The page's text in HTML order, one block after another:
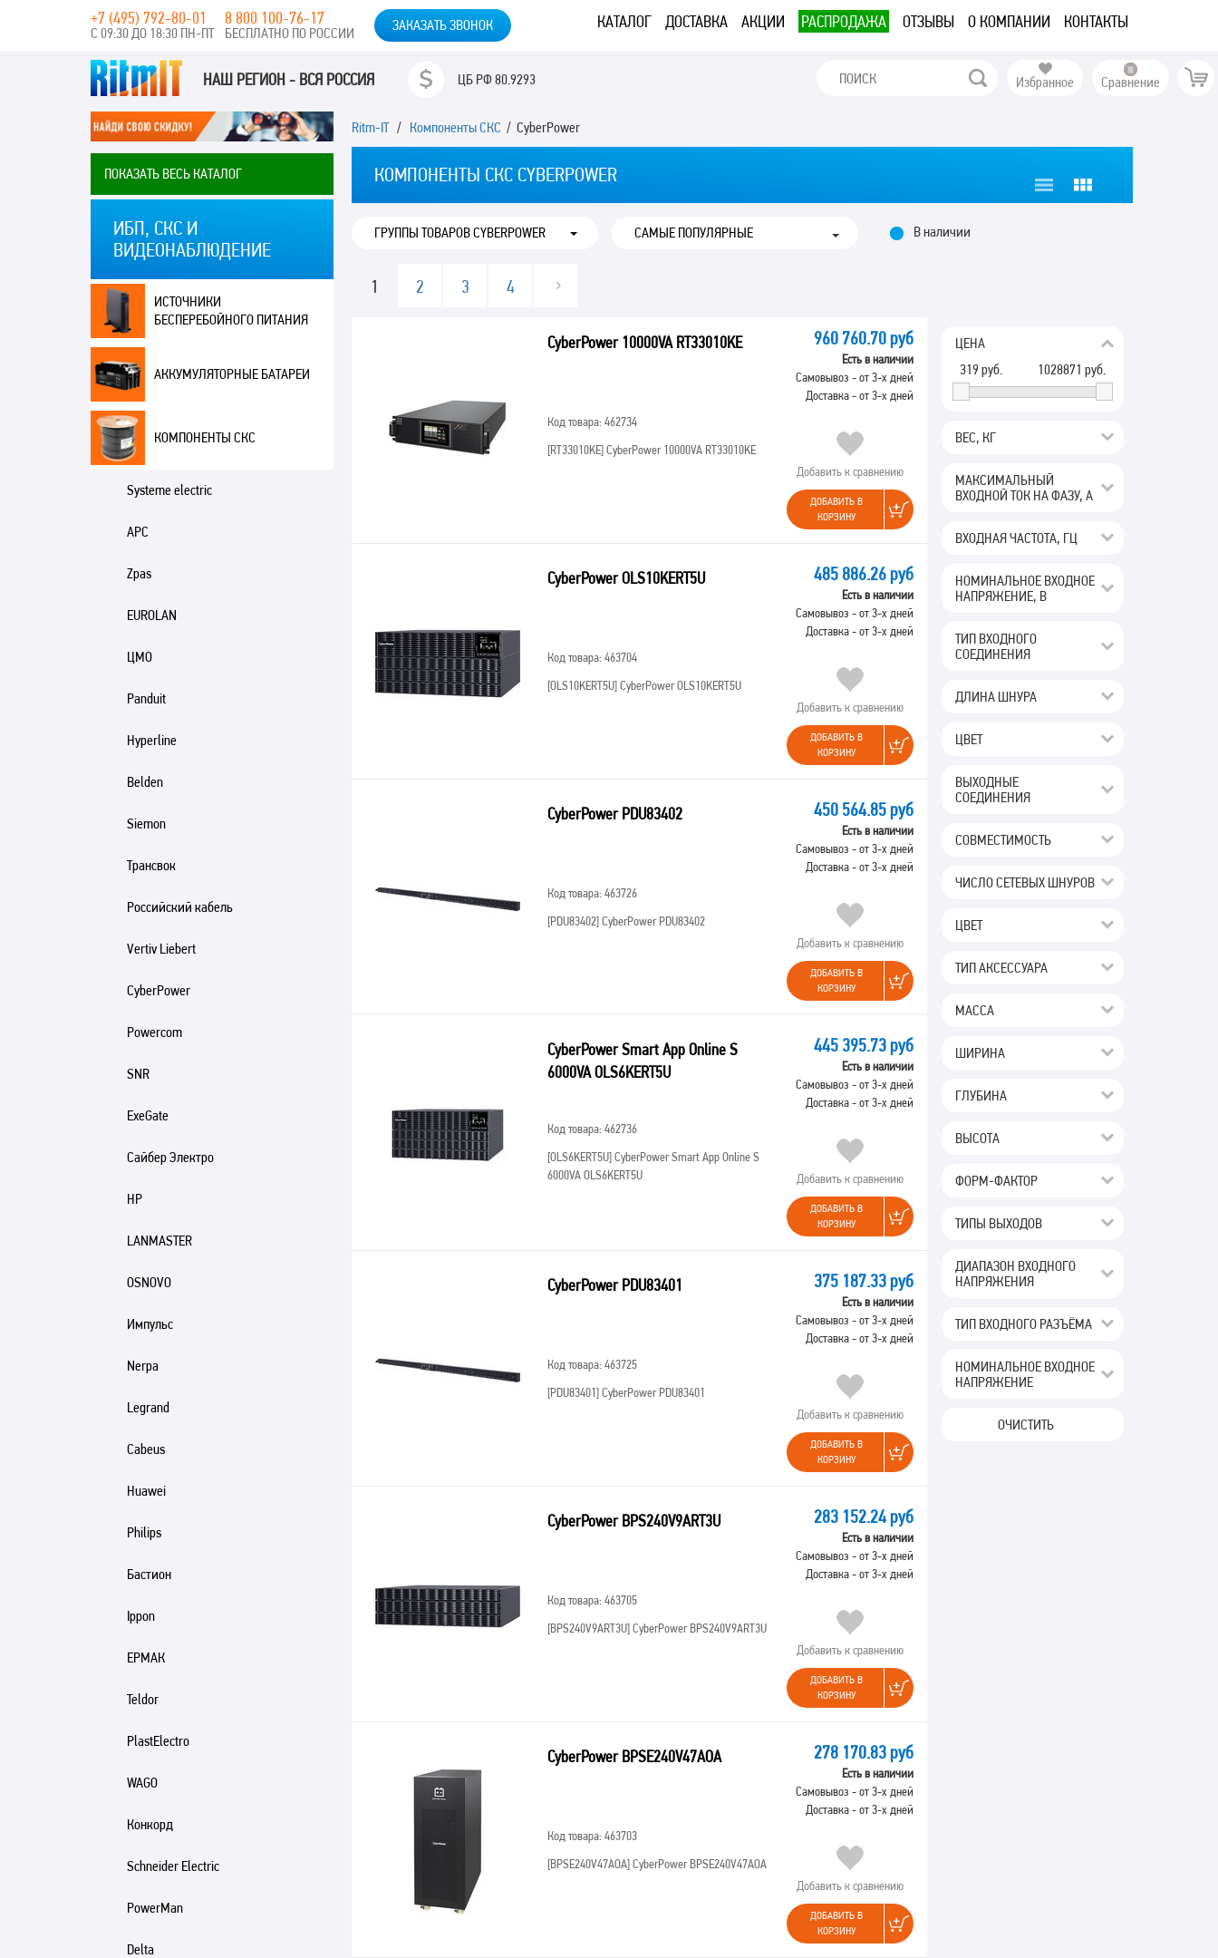
КАТАЛОГ ДОСТАВКА АКЦИИ РАСПРОДАЖА ОТЗЫВЫ О КОМПАНИИ КОНТАКТЫ
+7 (495) 792-80-01
С 09:30 ДО 18:30 ПН-ПТ
8 800 100-76-17
БЕСПЛАТНО ПО РОССИИ ЗАКАЗАТЬ ЗВОНОК
НАШ РЕГИОН - ВСЯ РОССИЯ ЦБ РФ80.9293 Избранное Сравнение
ПОКАЗАТЬ ВЕСЬ КАТАЛОГ
ИБП, СКС И
ВИДЕОНАБЛЮДЕНИЕ
ИСТОЧНИКИ
БЕСПЕРЕБОЙНОГО ПИТАНИЯ
АККУМУЛЯТОРНЫЕ БАТАРЕИ
КОМПОНЕНТЫ СКС
Systeme electric
APC
Zpas
EUROLAN
ЦМО
Panduit
Hyperline
Belden
Siemon
Трансвок
Российский кабель
Vertiv Liebert
CyberPower
Powercom
SNR
ExeGate
Сайбер Электро
HP
LANMASTER
OSNOVO
Импульс
Nerpa
Legrand
Cabeus
Huawei
Philips
Бастион
Ippon
ЕРМАК
Teldor
PlastElectro
WAGO
Конкорд
Schneider Electric
PowerMan
Delta
Ritm-IT/ Компоненты СКС / CyberPower
КОМПОНЕНТЫ СКС CYBERPOWER
ГРУППЫ ТОВАРОВ CYBERPOWER В наличии
1 2 3 4
ЦЕНА
1028871 руб.
319руб.
ВЕС, КГ
МАКСИМАЛЬНЫЙ
ВХОДНОЙ ТОК НА ФАЗУ, А
ВХОДНАЯ ЧАСТОТА, ГЦ
НОМИНАЛЬНОЕ ВХОДНОЕ
НАПРЯЖЕНИЕ, В
ТИП ВХОДНОГО
СОЕДИНЕНИЯ
ДЛИНА ШНУРА
ЦВЕТ
ВЫХОДНЫЕ
СОЕДИНЕНИЯ
СОВМЕСТИМОСТЬ
ЧИСЛО СЕТЕВЫХ ШНУРОВ
ЦВЕТ
ТИП АКСЕССУАРА
МАССА
ШИРИНА
ГЛУБИНА
ВЫСОТА
ФОРМ-ФАКТОР
ТИПЫ ВЫХОДОВ
ДИАПАЗОН ВХОДНОГО
НАПРЯЖЕНИЯ
ТИП ВХОДНОГО РАЗЪЁМА
НОМИНАЛЬНОЕ ВХОДНОЕ
НАПРЯЖЕНИЕ
ОЧИСТИТЬ
CyberPower 10000VA RT33010KE
Код товара: 462734
[RT33010KE]CyberPower 10000VA RT33010KE
960 760.70 руб
Есть в наличии
Самовывоз - от 3-х дней
Доставка - от 3-х дней
Добавить к сравнению
ДОБАВИТЬ В
КОРЗИНУ
CyberPower OLS10KERT5U
Код товара: 463704
[OLS10KERT5U]CyberPower OLS10KERT5U
485 886.26 руб
Есть в наличии
Самовывоз - от 3-х дней
Доставка - от 3-х дней
Добавить к сравнению
ДОБАВИТЬ В
КОРЗИНУ
CyberPower PDU83402
Код товара: 463726
[PDU83402]CyberPower PDU83402
450 564.85 руб
Есть в наличии
Самовывоз - от 3-х дней
Доставка - от 3-х дней
Добавить к сравнению
ДОБАВИТЬ В
КОРЗИНУ
CyberPower Smart App Online S
6000VA OLS6KERT5U
Код товара: 462736
[OLS6KERT5U]CyberPower Smart App Online S
6000VA OLS6KERT5U
445 395.73 руб
Есть в наличии
Самовывоз - от 3-х дней
Доставка - от 3-х дней
Добавить к сравнению
ДОБАВИТЬ В
КОРЗИНУ
CyberPower PDU83401
Код товара: 463725
[PDU83401]CyberPower PDU83401
375 187.33 руб
Есть в наличии
Самовывоз - от 3-х дней
Доставка - от 3-х дней
Добавить к сравнению
ДОБАВИТЬ В
КОРЗИНУ
CyberPower BPS240V9ART3U
Код товара: 463705
[BPS240V9ART3U]CyberPower BPS240V9ART3U
283 152.24 руб
Есть в наличии
Самовывоз - от 3-х дней
Доставка - от 3-х дней
Добавить к сравнению
ДОБАВИТЬ В
КОРЗИНУ
CyberPower BPSE240V47AOA
Код товара: 463703
[BPSE240V47AOA]CyberPower BPSE240V47AOA
278 170.83 руб
Есть в наличии
Самовывоз - от 3-х дней
Доставка - от 3-х дней
Добавить к сравнению
ДОБАВИТЬ В
КОРЗИНУ